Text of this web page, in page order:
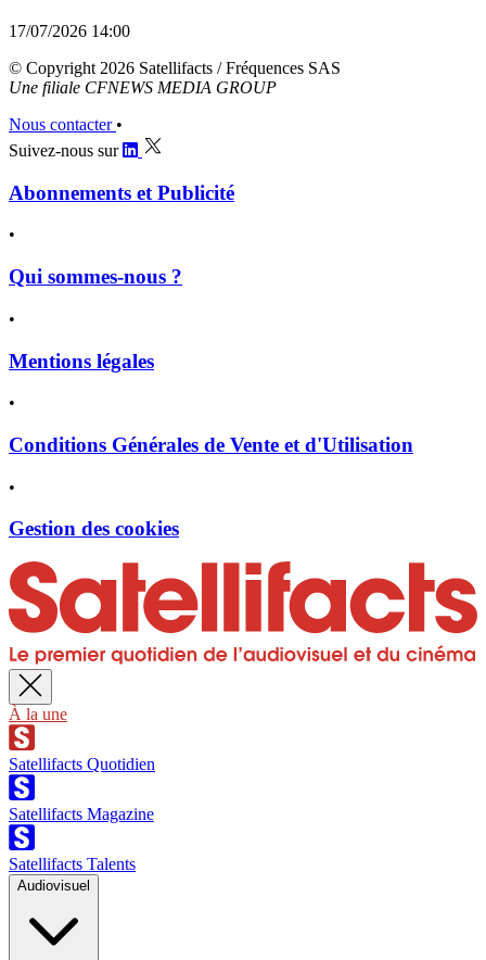
17/07/2026 14:00
© Copyright 2026 Satellifacts / Fréquences SAS
Une filiale CFNEWS MEDIA GROUP
Nous contacter •
Suivez-nous sur
Abonnements et Publicité
•
Qui sommes-nous ?
•
Mentions légales
•
Conditions Générales de Vente et d'Utilisation
•
Gestion des cookies
À la une
Satellifacts Quotidien
Satellifacts Magazine
Satellifacts Talents
Audiovisuel